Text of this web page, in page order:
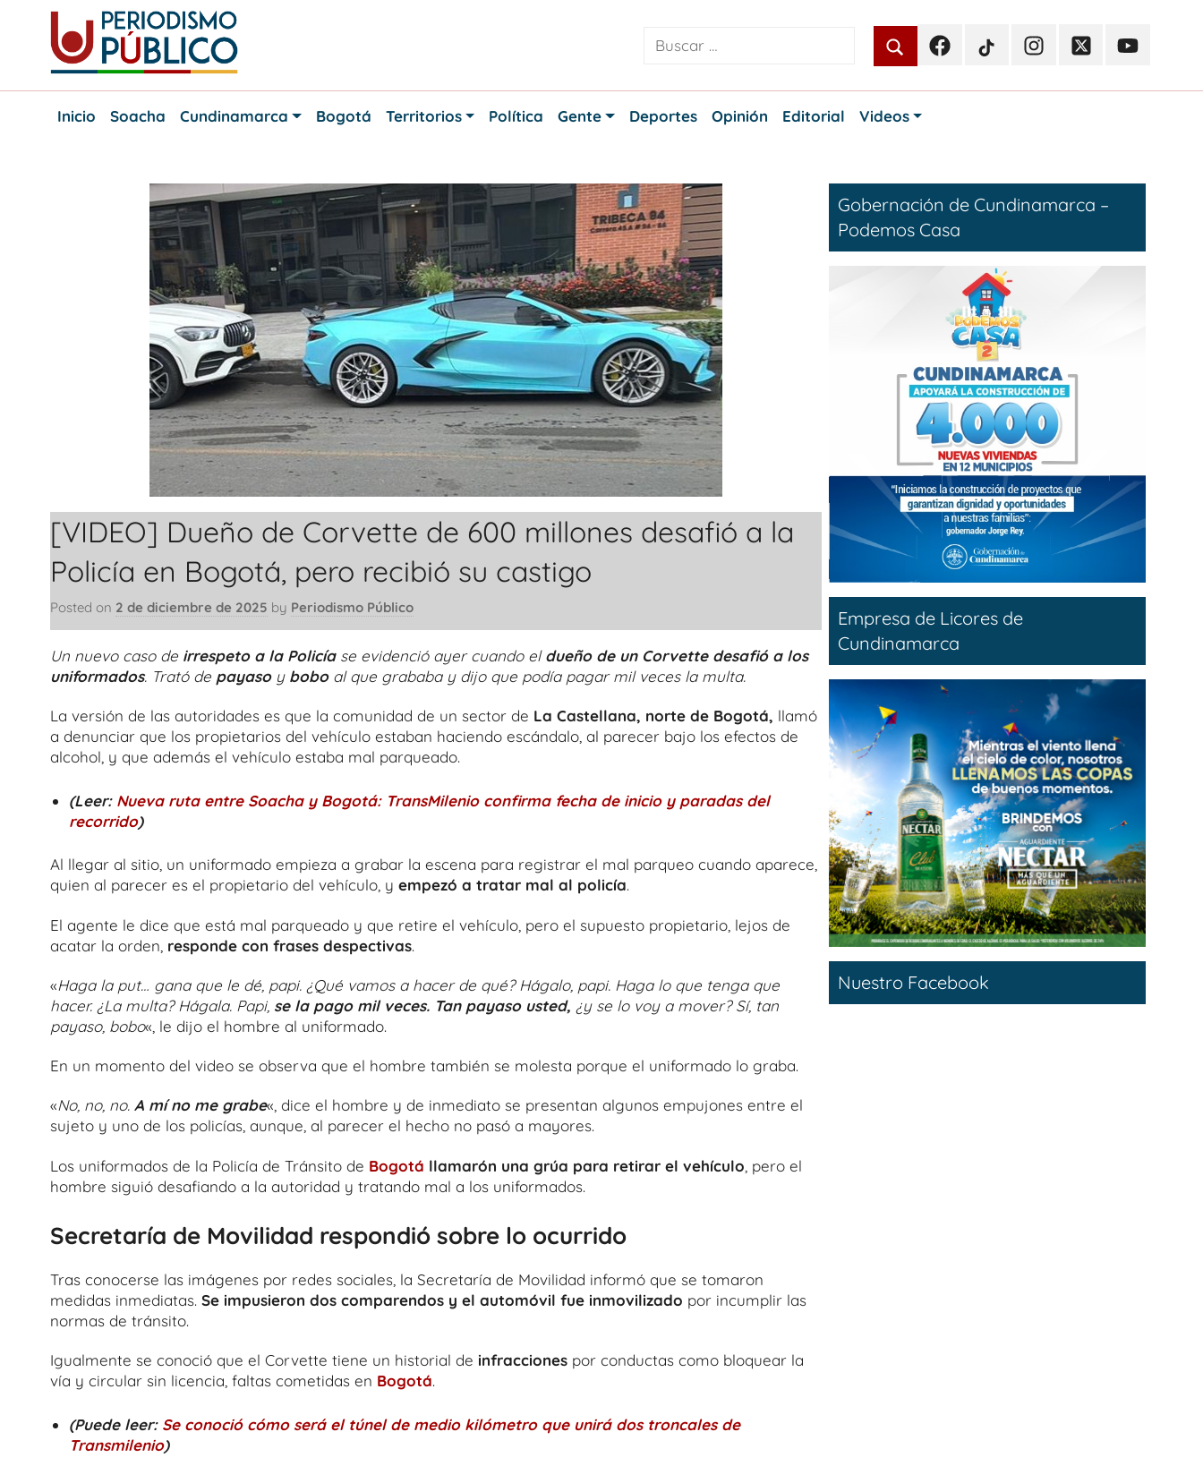
content
Periodismo
Noticias
FacebookTikTokInstagramTwitterYoutube
Inicio
Soacha Cundinamarca Bogotá Territorios Política Gente Deportes Opinión Editorial Videos
[VIDEO] Dueño de Corvette de 600 millones desafió a la
Policía en Bogotá, pero recibió su castigo
Posted on 2 de diciembre de 2025 by Periodismo Público
Un nuevo caso de irrespeto a la Policíase evidenció ayer cuando eldueño de un Corvette desafió a los
uniformados. Trató de payasoyboboal que grababa y dijo que podía pagar mil veces la multa.
La versión de las autoridades es que la comunidad de un sector de La Castellana, norte de Bogotá, llamó
a denunciar que los propietarios del vehículo estaban haciendo escándalo, al parecer bajo los efectos de
alcohol, y que además el vehículo estaba mal parqueado.
(Leer: Nueva ruta entre Soacha y Bogotá: TransMilenio confirma fecha de inicio y paradas del
recorrido)
Al llegar al sitio, un uniformado empieza a grabar la escena para registrar el mal parqueo cuando aparece,
quien al parecer es el propietario del vehículo, y empezó a tratar mal al policía.
El agente le dice que está mal parqueado y que retire el vehículo, pero el supuesto propietario, lejos de
acatar la orden, responde con frases despectivas.
«Haga la put… gana que le dé, papi. ¿Qué vamos a hacer de qué? Hágalo, papi. Haga lo que tenga que
hacer. ¿La multa? Hágala. Papi, se la pago mil veces. Tan payaso usted, ¿y se lo voy a mover? Sí, tan
payaso, bobo«, le dijo el hombre al uniformado.
En un momento del video se observa que el hombre también se molesta porque el uniformado lo graba.
«No, no, no. A mí no me grabe«, dice el hombre y de inmediato se presentan algunos empujones entre el
sujeto y uno de los policías, aunque, al parecer el hecho no pasó a mayores.
Los uniformados de la Policía de Tránsito de Bogotá llamarón una grúa para retirar el vehículo , pero el
hombre siguió desafiando a la autoridad y tratando mal a los uniformados.
Secretaría de Movilidad respondió sobre lo ocurrido
Tras conocerse las imágenes por redes sociales, la Secretaría de Movilidad informó que se tomaron
medidas inmediatas. Se impusieron dos comparendos y el automóvil fue inmovilizado por incumplir las
normas de tránsito.
Igualmente se conoció que el Corvette tiene un historial de infracciones por conductas como bloquear la
vía y circular sin licencia, faltas cometidas en Bogotá.
(Puede leer: Se conoció cómo será el túnel de medio kilómetro que unirá dos troncales de
Transmilenio)
Gobernación de Cundinamarca –
Podemos Casa
Empresa de Licores de
Cundinamarca
Nuestro Facebook